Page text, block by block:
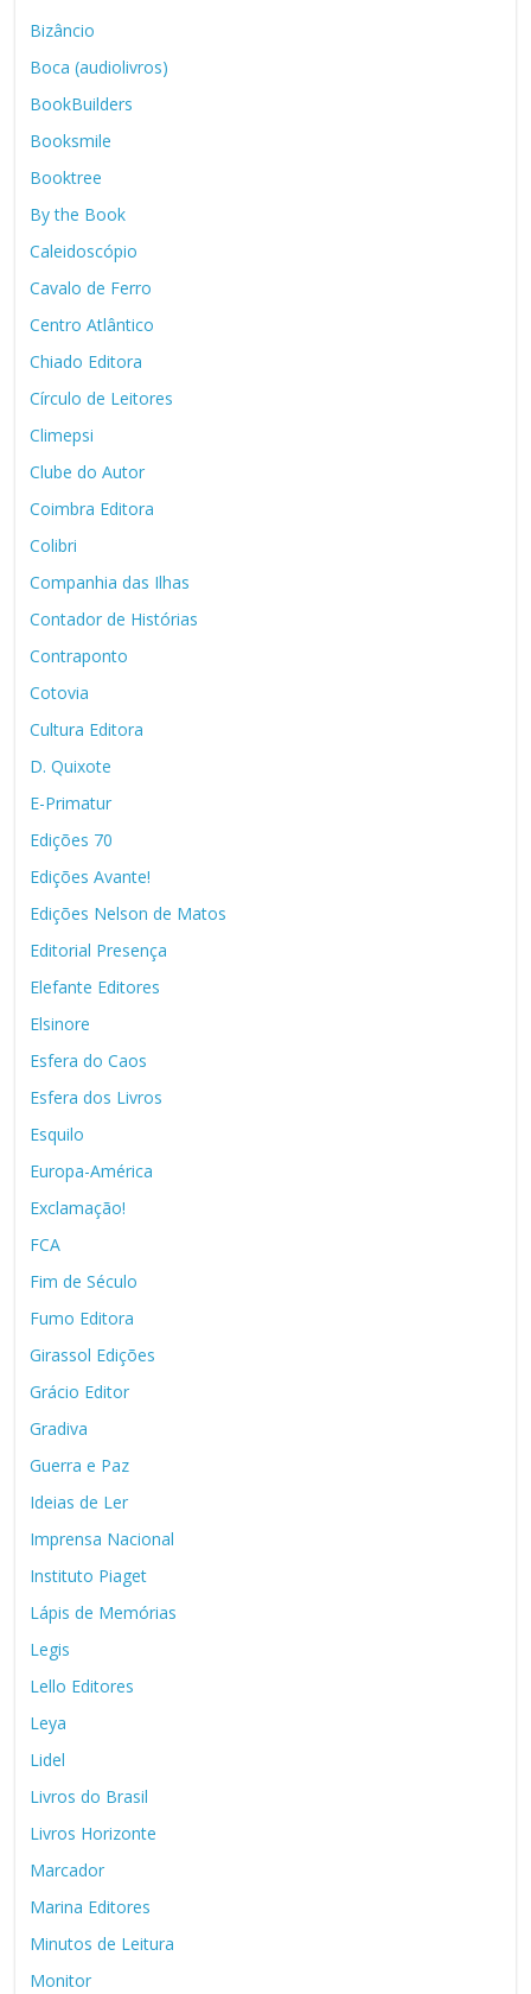
Bizâncio
Boca (audiolivros)
BookBuilders
Booksmile
Booktree
By the Book
Caleidoscópio
Cavalo de Ferro
Centro Atlântico
Chiado Editora
Círculo de Leitores
Climepsi
Clube do Autor
Coimbra Editora
Colibri
Companhia das Ilhas
Contador de Histórias
Contraponto
Cotovia
Cultura Editora
D. Quixote
E-Primatur
Edições 70
Edições Avante!
Edições Nelson de Matos
Editorial Presença
Elefante Editores
Elsinore
Esfera do Caos
Esfera dos Livros
Esquilo
Europa-América
Exclamação!
FCA
Fim de Século
Fumo Editora
Girassol Edições
Grácio Editor
Gradiva
Guerra e Paz
Ideias de Ler
Imprensa Nacional
Instituto Piaget
Lápis de Memórias
Legis
Lello Editores
Leya
Lidel
Livros do Brasil
Livros Horizonte
Marcador
Marina Editores
Minutos de Leitura
Monitor